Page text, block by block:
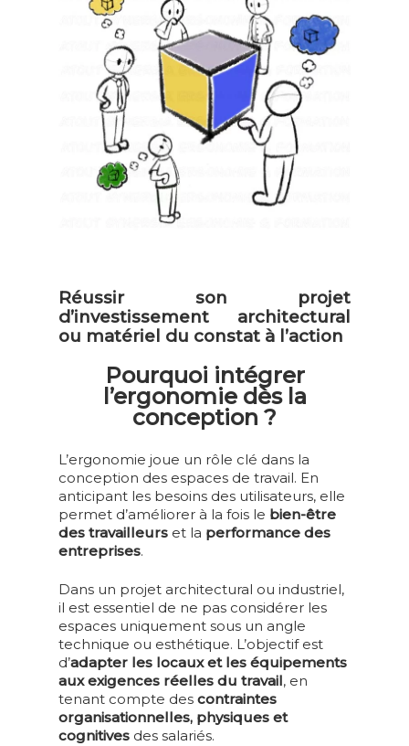
Réussir son projet
d’investissement architectural
ou matériel du constat à l’action
Pourquoi intégrer
l’ergonomie dès la
conception ?
L’ergonomie joue un rôle clé dans la
conception des espaces de travail. En
anticipant les besoins des utilisateurs, elle
permet d’améliorer à la fois le bien-être
des travailleurs et la performance des
entreprises.
Dans un projet architectural ou industriel,
il est essentiel de ne pas considérer les
espaces uniquement sous un angle
technique ou esthétique. L’objectif est
d’adapter les locaux et les équipements
aux exigences réelles du travail, en
tenant compte descontraintes
organisationnelles, physiques et
cognitives des salariés.